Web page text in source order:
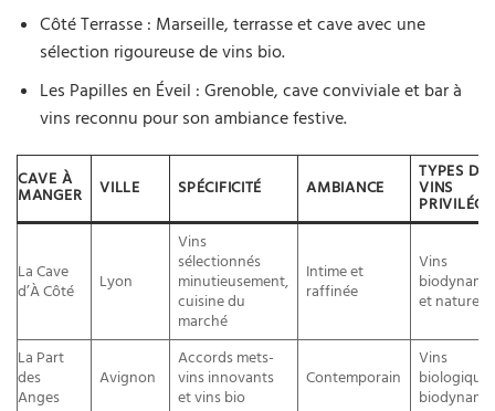
Côté Terrasse : Marseille, terrasse et cave avec une
sélection rigoureuse de vins bio.
Les Papilles en Éveil : Grenoble, cave conviviale et bar à
vins reconnu pour son ambiance festive.
CAVE À
MANGER VILLE SPÉCIFICITÉ AMBIANCE
TYPES DE
VINS
La Cave
d’À Côté
Lyon
Vins
sélectionnés
minutieusement,
cuisine du
marché
Intime et
raffinée
Vins
et naturels
La Part
des
Anges
Avignon
Accords mets-
vins innovants
et vins bio
Contemporain
Vins